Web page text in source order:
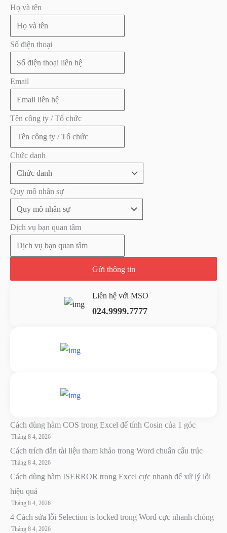
Họ và tên
Số điện thoại
Email
Tên công ty / Tổ chức
Chức danh
Quy mô nhân sự
Dịch vụ bạn quan tâm
Gửi thông tin
Liên hệ với MSO
024.9999.7777
Cách dùng hàm COS trong Excel để tính Cosin của 1 góc
Tháng 8 4, 2026
Cách trích dẫn tài liệu tham khảo trong Word chuẩn cấu trúc
Tháng 8 4, 2026
Cách dùng hàm ISERROR trong Excel cực nhanh để xử lý lỗi
hiệu quả
Tháng 8 4, 2026
4 Cách sửa lỗi Selection is locked trong Word cực nhanh chóng
Tháng 8 4, 2026